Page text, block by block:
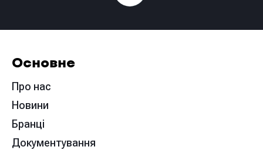
Основне
Про нас
Новини
Бранці
Документування